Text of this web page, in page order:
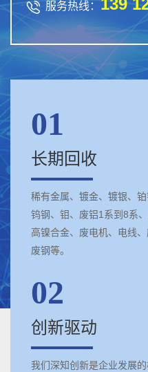
 服务热线：
01
长期回收
稀有金属、镀金、镀银、
钨钢、钼、废铝1系到8系
高镍合金、废电机、电线
废钢等。
02
创新驱动
我们深知创新是企业发展